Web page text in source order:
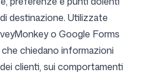
destinazione. Utilizzate
o Google Forms
chiedano informazioni
clienti, sui comportamenti